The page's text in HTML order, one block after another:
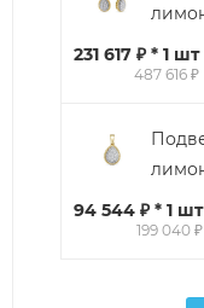
231 617 ₽ * 1 шт
487 616 ₽
94 544 ₽ * 1 шт
199 040 ₽